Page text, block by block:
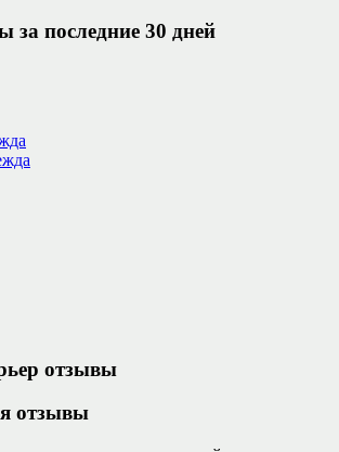
за последние 30 дней
отзывы
отзывы